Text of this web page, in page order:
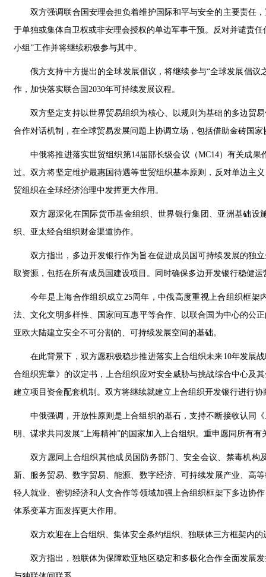
双方强调联合国安理会担负着维护国际和平与安全的主要责任
于单独或集体自卫权或非安理会授权的单边军事干预。反对并谴责
小组”工作并将继续积极参与其中。
俄方支持中方提出的全球发展倡议，将继续参与“全球发展倡
作，加快落实联合国2030年可持续发展议程。
双方坚定支持以世界贸易组织为核心、以规则为基础的多边贸
合作对话机制，在全球贸易发展问题上协调立场，包括借助金砖国家
中俄将推进落实世贸组织第14届部长级会议（MC14）有关成
过。双方将坚定维护最惠国待遇等世贸组织基本原则，反对单边主
贸组织在全球经济治理中发挥更大作用。
双方愿深化在国际货币基金组织、世界银行集团、亚洲基础
织、亚太经合组织财金渠道协作。
双方指出，多边开发银行作为旨在促进成员国可持续发展的独
取资源，包括在所有成员国建设项目。同时确保多边开发银行稳健
今年是上海合作组织成立25周年，中俄高度重视上合组织框
法、文化文明多样性、国家间互惠平等合作、以联合国为中心的公
亚欧大陆建立安全不可分割的、可持续发展空间的基础。
在此背景下，双方愿积极稳步推进落实上合组织未来10年发展
合组织宪章》的议定书，上合组织应对安全威胁与挑战综合中心及
建立项目资金配套机制。双方将继续就建立上合组织开发银行进行协
中俄强调，开放性原则是上合组织的基石，支持不断接收认同
明、谋求共同发展“上海精神”的国家加入上合组织。重申愿同所有
双方愿同上合组织其他成员国防务部门、安全会议、禁毒机
新、服务贸易、数字贸易、能源、数字经济、可持续发展产业、高
轻人就业、密切经济和人文合作等领域加强上合组织框架下多边协
体系变革方面发挥更大作用。
双方欢迎在上合组织、集体安全条约组织、独联体三方框架内
双方指出，独联体为保障欧亚地区稳定和多极化合作全面发展